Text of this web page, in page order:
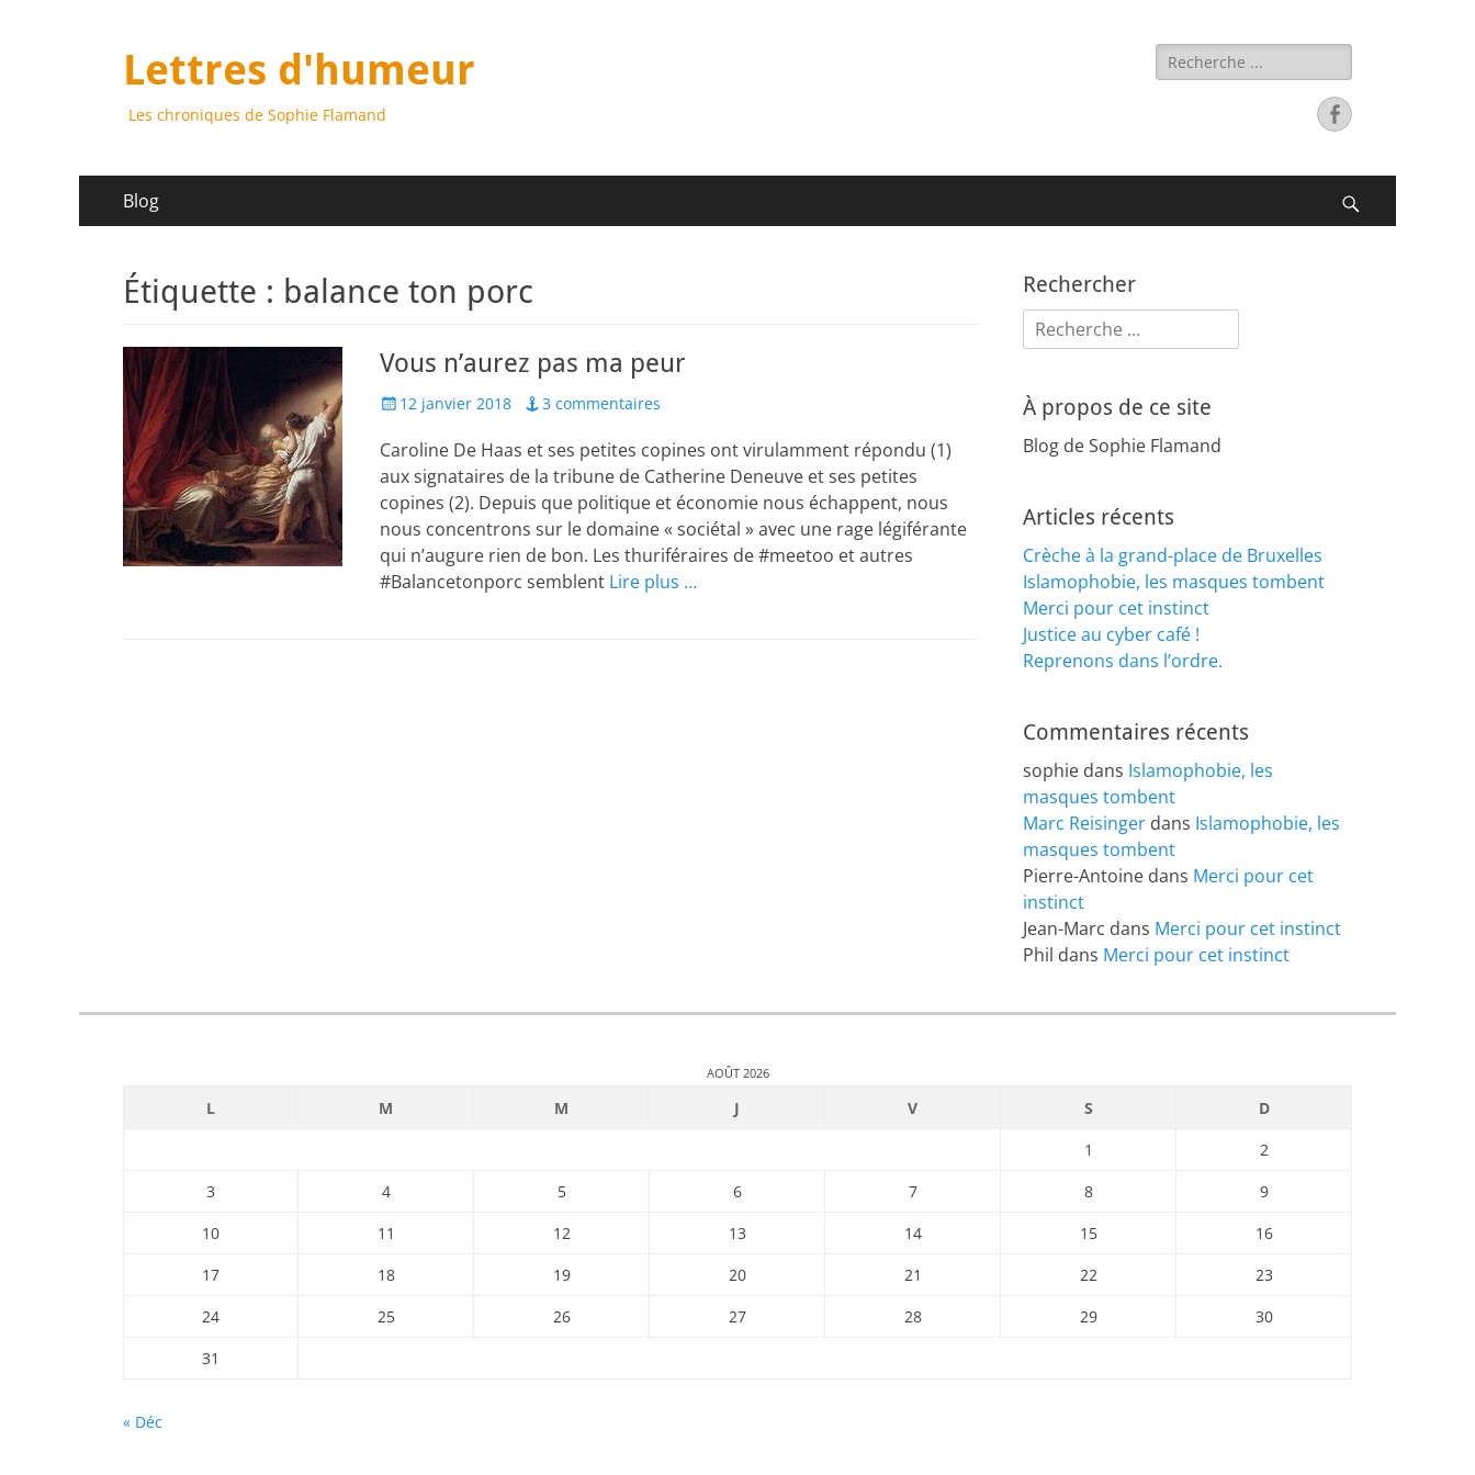
Lettres d'humeur
Les chroniques de Sophie Flamand
Rechercher :
Facebook
Menu
principal
Aller
Blog
Étiquette : balance ton porc
Vous n’aurez pas ma peur
Posted
12 janvier 2018 3 commentaires
Caroline De Haas et ses petites copines ont virulamment répondu (1)
aux signataires de la tribune de Catherine Deneuve et ses petites
copines (2). Depuis que politique et économie nous échappent, nous
nous concentrons sur le domaine « sociétal » avec une rage légiférante
qui n’augure rien de bon. Les thuriféraires de #meetoo et autres
#Balancetonporc semblent Lire plus …
Rechercher
Rechercher :
À propos de ce site
Blog de Sophie Flamand
Articles récents
Crèche à la grand-place de Bruxelles
Islamophobie, les masques tombent
Merci pour cet instinct
Justice au cyber café !
Reprenons dans l’ordre.
Commentaires récents
sophie dans Islamophobie, les
masques tombent
Marc Reisinger dans Islamophobie, les
masques tombent
Pierre-Antoine dans Merci pour cet
instinct
Jean-Marc dans Merci pour cet instinct
Phil dans Merci pour cet instinct
AOÛT 2026
L M M J V S
D
1
2
3
4 5 6 7 8
9
10
11 12 13 14 15
16
17
18 19 20 21 22
23
24
25 26 27 28 29
30
31
« Déc